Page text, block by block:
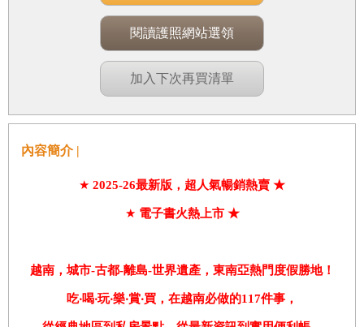
閱讀護照網站選領
加入下次再買清單
內容簡介 |
★ 2025-26最新版，超人氣暢銷熱賣 ★
★ 電子書火熱上市 ★
越南，城市-古都-離島-世界遺產，東南亞熱門度假勝地！
吃‧喝‧玩‧樂‧賞‧買，在越南必做的117件事，